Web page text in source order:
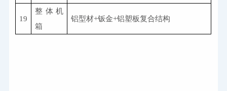
19
整体机
箱
铝型材+钣金+铝塑板复合结构